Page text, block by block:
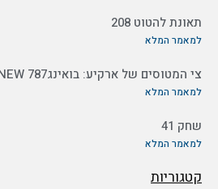
תאונת להטוט 208
למאמר המלא
צי המטוסים של ארקיע: בואינג787 EI-NEW
למאמר המלא
שחק 41
למאמר המלא
קטגוריות